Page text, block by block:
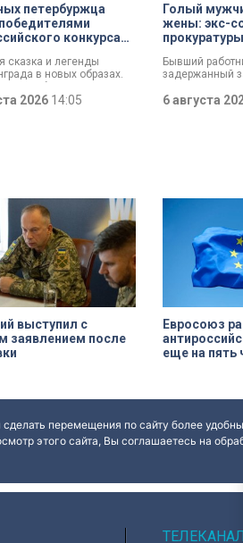
петербуржца
конкурса
сказка и легенды
в новых образах.
стали
всероссийского
«Моя страна — моя
2026 14:05
Голый
жены: экс-
Бывший
задержанный
которые
страшное
6 августа
выступил с
заявлением после
Евросоюз
еще на пять
перемещения по сайту более
этого сайта, Вы соглашаетесь на
ТЕЛЕКАНАЛ